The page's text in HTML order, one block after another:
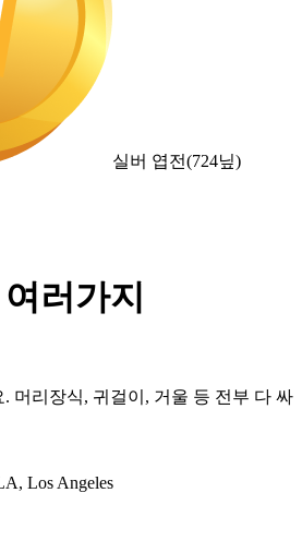
실버 엽전(724닢)
러가지
머리장식, 귀걸이, 거울 등 전부 다 싸
Los Angeles